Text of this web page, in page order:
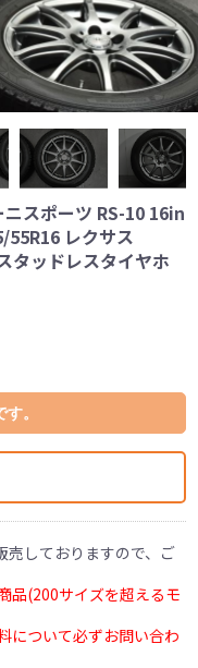
ニスポーツ RS-10 16in
55R16 レクサス
タッドレスタイヤホ
。
売しておりますので、ご
品(200サイズを超えるモ
について必ずお問い合わ